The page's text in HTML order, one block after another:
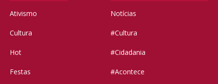
Ativismo
Cultura
Hot
Festas
Notícias
#Cultura
#Cidadania
#Acontece